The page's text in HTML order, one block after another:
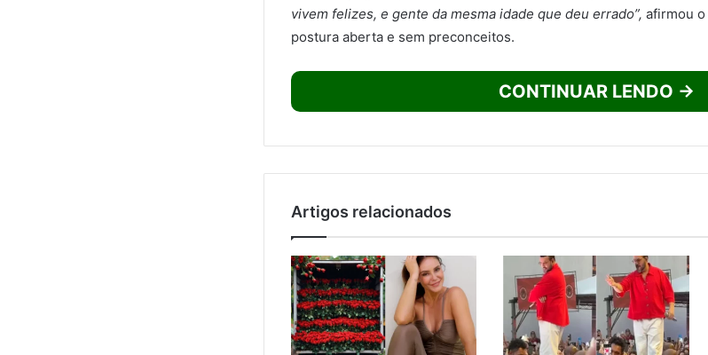
vivem felizes, e gente da mesma idade que deu errado”, afirmou
postura aberta e sem preconceitos.
CONTINUAR LENDO →
Artigos relacionados